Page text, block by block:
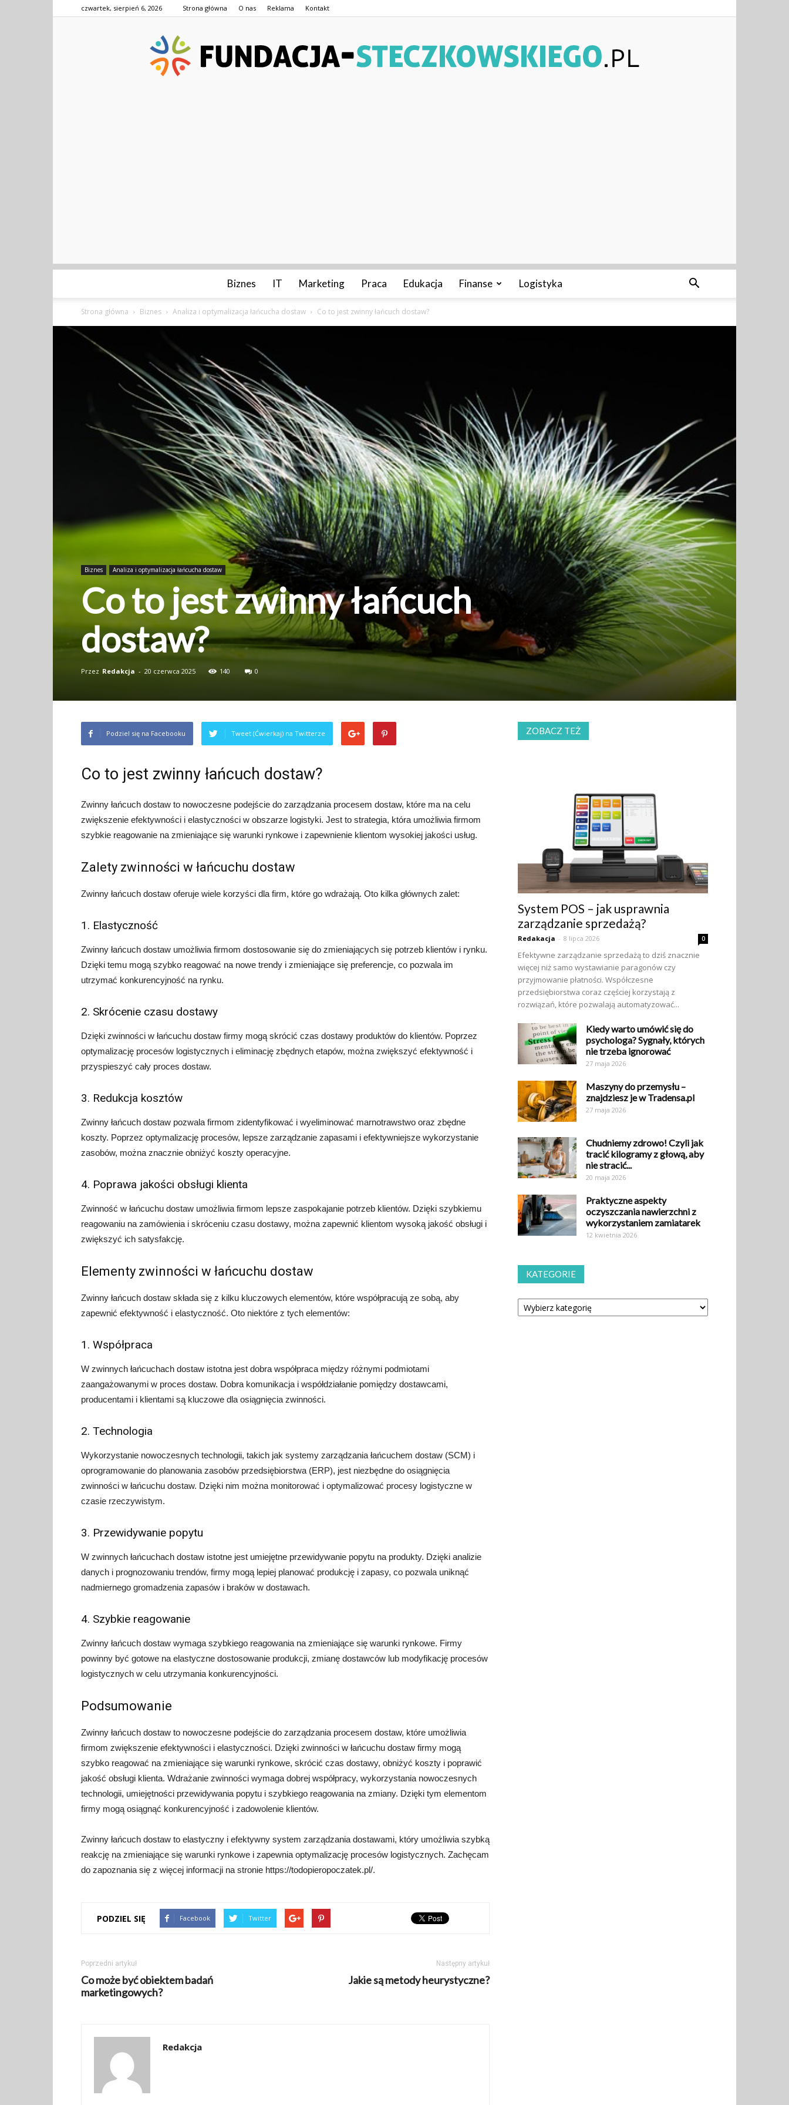
czwartek, sierpień 6, 2026 Strona główna O nas Reklama Kontakt
Biznes IT Marketing Praca Edukacja Finanse Logistyka
Strona główna Biznes Analiza i optymalizacja łańcucha dostaw Co to jest zwinny łańcuch dostaw?
Biznes Analiza i optymalizacja łańcucha dostaw
Co to jest zwinny łańcuch
dostaw?
Przez Redakcja - 20 czerwca 2025 140 0
Podziel się na Facebooku Tweet (Ćwierkaj) na Twitterze
Co to jest zwinny łańcuch dostaw?
Zwinny łańcuch dostaw to nowoczesne podejście do zarządzania procesem dostaw, które ma na celu
zwiększenie efektywności i elastyczności w obszarze logistyki. Jest to strategia, która umożliwia firmom
szybkie reagowanie na zmieniające się warunki rynkowe i zapewnienie klientom wysokiej jakości usług.
Zalety zwinności w łańcuchu dostaw
Zwinny łańcuch dostaw oferuje wiele korzyści dla firm, które go wdrażają. Oto kilka głównych zalet:
1. Elastyczność
Zwinny łańcuch dostaw umożliwia firmom dostosowanie się do zmieniających się potrzeb klientów i rynku.
Dzięki temu mogą szybko reagować na nowe trendy i zmieniające się preferencje, co pozwala im
utrzymać konkurencyjność na rynku.
2. Skrócenie czasu dostawy
Dzięki zwinności w łańcuchu dostaw firmy mogą skrócić czas dostawy produktów do klientów. Poprzez
optymalizację procesów logistycznych i eliminację zbędnych etapów, można zwiększyć efektywność i
przyspieszyć cały proces dostaw.
3. Redukcja kosztów
Zwinny łańcuch dostaw pozwala firmom zidentyfikować i wyeliminować marnotrawstwo oraz zbędne
koszty. Poprzez optymalizację procesów, lepsze zarządzanie zapasami i efektywniejsze wykorzystanie
zasobów, można znacznie obniżyć koszty operacyjne.
4. Poprawa jakości obsługi klienta
Zwinność w łańcuchu dostaw umożliwia firmom lepsze zaspokajanie potrzeb klientów. Dzięki szybkiemu
reagowaniu na zamówienia i skróceniu czasu dostawy, można zapewnić klientom wysoką jakość obsługi i
zwiększyć ich satysfakcję.
Elementy zwinności w łańcuchu dostaw
Zwinny łańcuch dostaw składa się z kilku kluczowych elementów, które współpracują ze sobą, aby
zapewnić efektywność i elastyczność. Oto niektóre z tych elementów:
1. Współpraca
W zwinnych łańcuchach dostaw istotna jest dobra współpraca między różnymi podmiotami
zaangażowanymi w proces dostaw. Dobra komunikacja i współdziałanie pomiędzy dostawcami,
producentami i klientami są kluczowe dla osiągnięcia zwinności.
2. Technologia
Wykorzystanie nowoczesnych technologii, takich jak systemy zarządzania łańcuchem dostaw (SCM) i
oprogramowanie do planowania zasobów przedsiębiorstwa (ERP), jest niezbędne do osiągnięcia
zwinności w łańcuchu dostaw. Dzięki nim można monitorować i optymalizować procesy logistyczne w
czasie rzeczywistym.
3. Przewidywanie popytu
W zwinnych łańcuchach dostaw istotne jest umiejętne przewidywanie popytu na produkty. Dzięki analizie
danych i prognozowaniu trendów, firmy mogą lepiej planować produkcję i zapasy, co pozwala uniknąć
nadmiernego gromadzenia zapasów i braków w dostawach.
4. Szybkie reagowanie
Zwinny łańcuch dostaw wymaga szybkiego reagowania na zmieniające się warunki rynkowe. Firmy
powinny być gotowe na elastyczne dostosowanie produkcji, zmianę dostawców lub modyfikację procesów
logistycznych w celu utrzymania konkurencyjności.
Podsumowanie
Zwinny łańcuch dostaw to nowoczesne podejście do zarządzania procesem dostaw, które umożliwia
firmom zwiększenie efektywności i elastyczności. Dzięki zwinności w łańcuchu dostaw firmy mogą
szybko reagować na zmieniające się warunki rynkowe, skrócić czas dostawy, obniżyć koszty i poprawić
jakość obsługi klienta. Wdrażanie zwinności wymaga dobrej współpracy, wykorzystania nowoczesnych
technologii, umiejętności przewidywania popytu i szybkiego reagowania na zmiany. Dzięki tym elementom
firmy mogą osiągnąć konkurencyjność i zadowolenie klientów.
Zwinny łańcuch dostaw to elastyczny i efektywny system zarządzania dostawami, który umożliwia szybką
reakcję na zmieniające się warunki rynkowe i zapewnia optymalizację procesów logistycznych. Zachęcam
do zapoznania się z więcej informacji na stronie https://todopieropoczatek.pl/.
PODZIEL SIĘ Facebook Twitter
Poprzedni artykuł
Co może być obiektem badań
marketingowych?
Następny artykuł
Jakie są metody heurystyczne?
Redakcja
ZOBACZ TEŻ
System POS – jak usprawnia
zarządzanie sprzedażą?
Redakacja - 8 lipca 2026 0
Efektywne zarządzanie sprzedażą to dziś znacznie
więcej niż samo wystawianie paragonów czy
przyjmowanie płatności. Współczesne
przedsiębiorstwa coraz częściej korzystają z
rozwiązań, które pozwalają automatyzować...
Kiedy warto umówić się do
psychologa? Sygnały, których
nie trzeba ignorować
27 maja 2026
Maszyny do przemysłu –
znajdziesz je w Tradensa.pl
27 maja 2026
Chudniemy zdrowo! Czyli jak
tracić kilogramy z głową, aby
nie stracić...
20 maja 2026
Praktyczne aspekty
oczyszczania nawierzchni z
wykorzystaniem zamiatarek
12 kwietnia 2026
KATEGORIE
Kategorie